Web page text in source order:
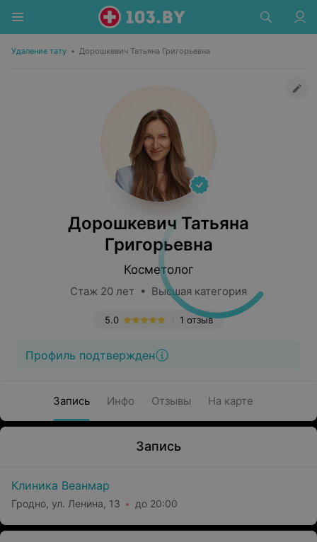
Удаление тату • Дорошкевич Татьяна Григорьевна
Дорошкевич Татьяна
Григорьевна
Косметолог
Стаж 20 лет • Высшая категория
1 отзыв
5.0
Профиль подтвержден
Запись Инфо Отзывы На карте
Запись
Клиника Веанмар
Гродно, ул. Ленина, 13 до 20:00